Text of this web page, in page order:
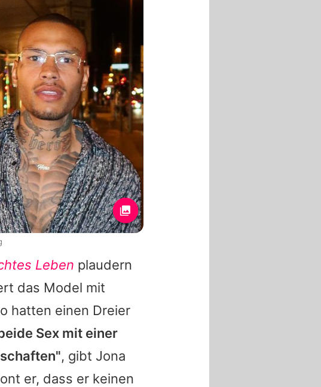
Leben plaudern
das Model mit
hatten einen Dreier
Sex mit einer
, gibt Jona
er, dass er keinen